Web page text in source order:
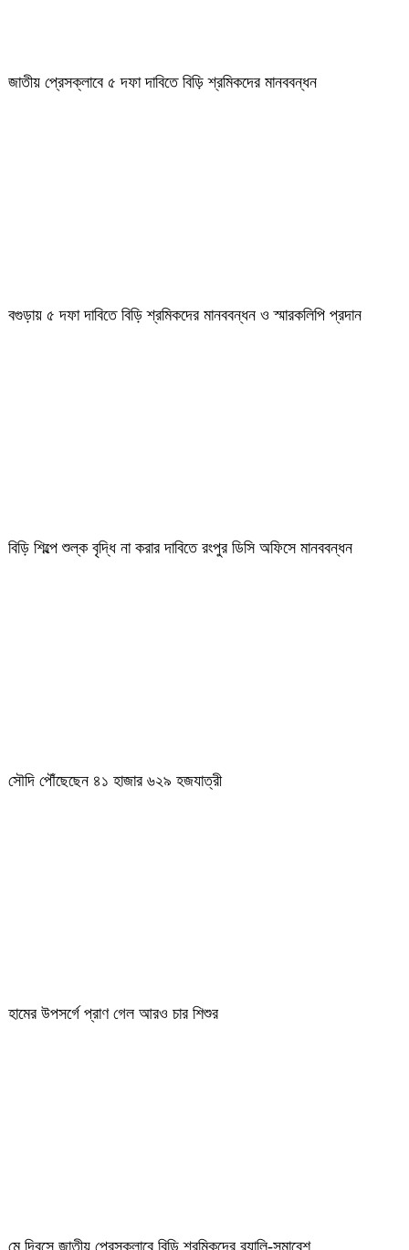
জাতীয় প্রেসক্লাবে ৫ দফা দাবিতে বিড়ি শ্রমিকদের মানববন্ধন
বগুড়ায় ৫ দফা দাবিতে বিড়ি শ্রমিকদের মানববন্ধন ও স্মারকলিপি প্রদান
বিড়ি শিল্পে শুল্ক বৃদ্ধি না করার দাবিতে রংপুর ডিসি অফিসে মানববন্ধন
সৌদি পৌঁছেছেন ৪১ হাজার ৬২৯ হজযাত্রী
হামের উপসর্গে প্রাণ গেল আরও চার শিশুর
মে দিবসে জাতীয় প্রেসক্লাবে বিড়ি শ্রমিকদের র‌্যালি-সমাবেশ